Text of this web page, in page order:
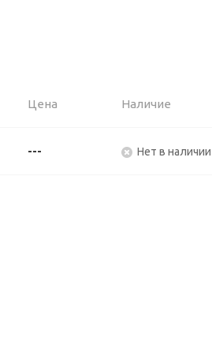
Цена Наличие
--- Нет в наличии